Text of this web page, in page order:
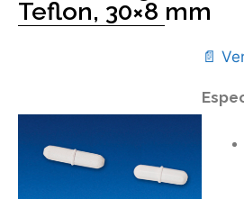
Teflon, 30×8 mm
📄